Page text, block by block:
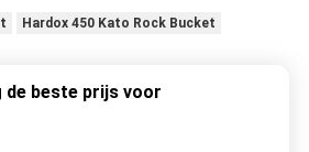
Hardox 450 Kato Rock Bucket
de beste prijs voor